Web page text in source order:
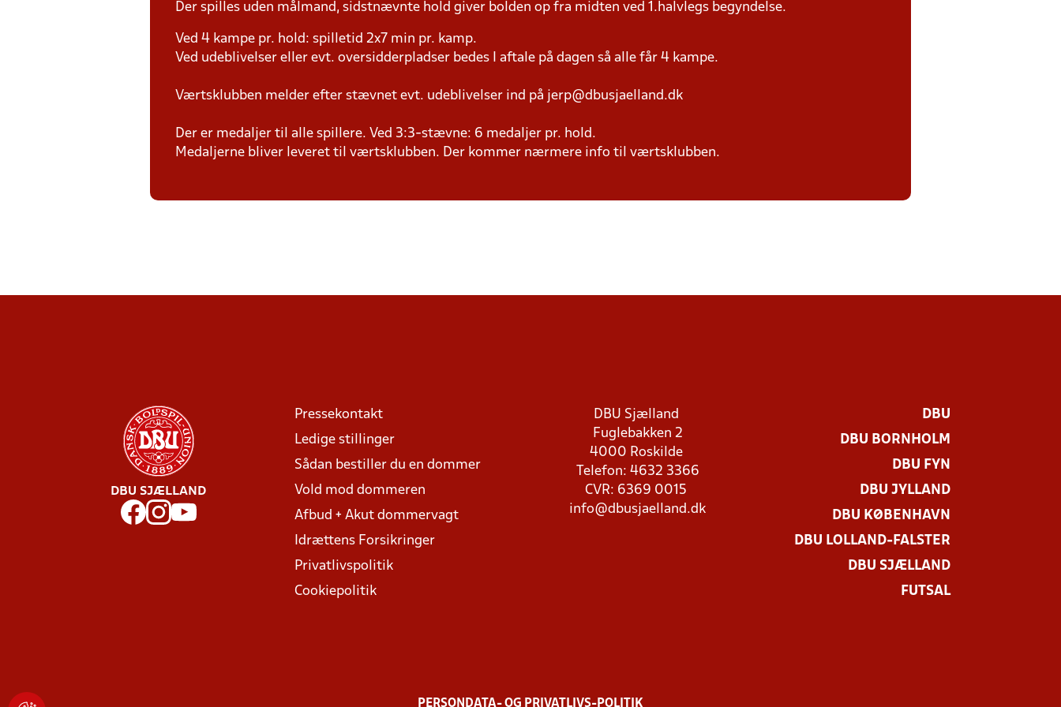
Der spilles uden målmand, sidstnævnte hold giver bolden op fra midten ved 1.halvlegs begyndelse.
Ved 4 kampe pr. hold: spilletid 2x7 min pr. kamp.
Ved udeblivelser eller evt. oversidderpladser bedes I aftale på dagen så alle får 4 kampe.
Værtsklubben melder efter stævnet evt. udeblivelser ind på jerp@dbusjaelland.dk
Der er medaljer til alle spillere. Ved 3:3-stævne: 6 medaljer pr. hold.
Medaljerne bliver leveret til værtsklubben. Der kommer nærmere info til værtsklubben.
DBU SJÆLLAND
Pressekontakt
Ledige stillinger
Sådan bestiller du en dommer
Vold mod dommeren
Afbud + Akut dommervagt
Idrættens Forsikringer
Privatlivspolitik
Cookiepolitik
DBU Sjælland
Fuglebakken 2
4000 Roskilde
Telefon: 4632 3366
CVR: 6369 0015
info@dbusjaelland.dk
DBU
DBU BORNHOLM
DBU FYN
DBU JYLLAND
DBU KØBENHAVN
DBU LOLLAND-FALSTER
DBU SJÆLLAND
FUTSAL
PERSONDATA- OG PRIVATLIVS-POLITIK